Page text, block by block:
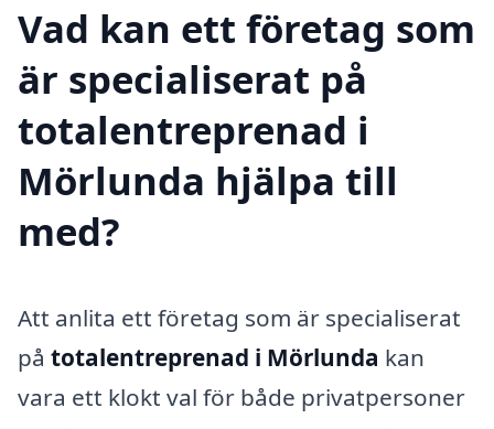
Vad kan ett företag som
är specialiserat på
totalentreprenad i
Mörlunda hjälpa till
med?
Att anlita ett företag som är specialiserat
på totalentreprenad i Mörlunda kan
vara ett klokt val för både privatpersoner